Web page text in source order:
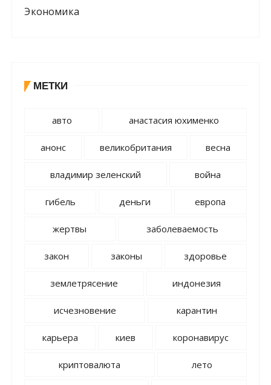
Экономика
МЕТКИ
авто анастасия юхименко
анонс великобритания весна
владимир зеленский война
гибель деньги европа
жертвы заболеваемость
закон законы здоровье
землетрясение индонезия
исчезновение карантин
карьера киев коронавирус
криптовалюта лето